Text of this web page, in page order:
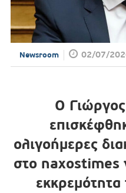
Newsroom 02/07/
Ο
ολιγοήμερες
στο naxostimes